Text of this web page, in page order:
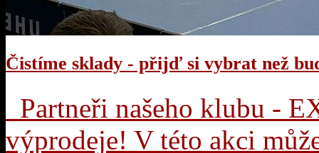
Čistíme sklady - přijď si vybrat než
Partneři našeho klubu -
výprodeje! V této akci